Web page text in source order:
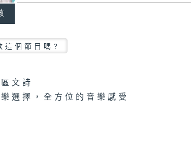
這個節目嗎?
文詩
選擇，全方位的音樂感受